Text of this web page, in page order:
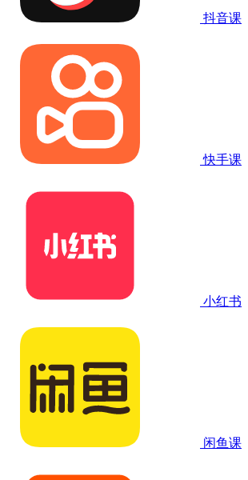
抖音课
快手课
小红书
闲鱼课